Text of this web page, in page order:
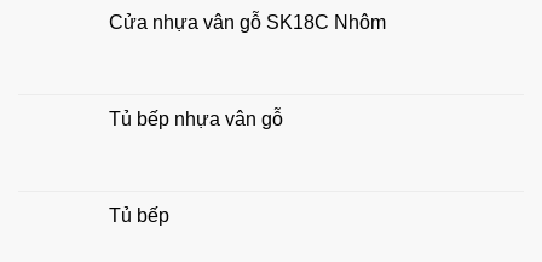
gia
Cửa nhựa vân gỗ SK18C Nhôm
Tủ bếp nhựa vân gỗ
Tủ bếp